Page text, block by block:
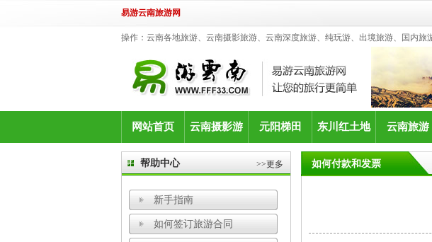
易游云南旅游网
操作：云南各地旅游、云南摄影旅游、云南深度旅游、纯玩游、出境旅游、国内旅
网站首页 云南摄影游 元阳梯田 东川红土地 云南旅游
帮助中心 >>更多
新手指南
如何签订旅游合同
如何付款和发票